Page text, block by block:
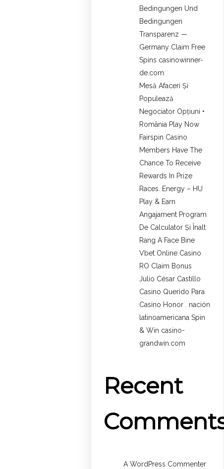
Bedingungen Und
Bedingungen
Transparenz —
Germany Claim Free
Spins casinowinner-
de.com
Mesă Afaceri Și
Populează
Negociator Opțiuni •
România Play Now
Fairspin Casino
Members Have The
Chance To Receive
Rewards In Prize
Races. Energy – HU
Play & Earn
Angajament Program
De Calculator Și Înalt
Rang A Face Bine
Vbet Online Casino
RO Claim Bonus
Julio César Castillo
Casino Querido Para
Casino Honor . nación
latinoamericana Spin
& Win casino-
grandwin.com
Recent
A WordPress Commenter